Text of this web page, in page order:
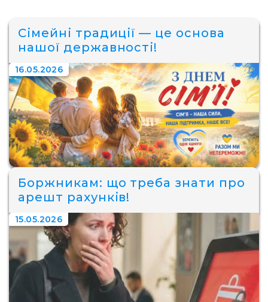
Сімейні традиції — це основа
нашої державності!
16.05.2026
Боржникам: що треба знати про
арешт рахунків!
15.05.2026